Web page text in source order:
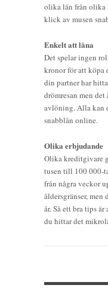
olika lån från olika
klick av musen
Enkelt att låna
Det spelar ingen
kronor för att köpa
din partner har
drömresan men
avlöning. Alla kan
snabblån online.
Olika erbjudande
Olika kreditgivare
tusen till 100 000-
från några veckor
åldersgränser,
år. Så ett bra tips
du hittar det